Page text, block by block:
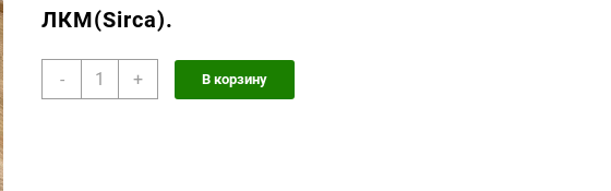
ЛКМ(Sirca).
-
Количество
+ В корзину